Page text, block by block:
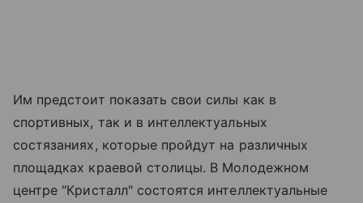
Им предстоит показать свои силы как в
спортивных, так и в интеллектуальных
состязаниях, которые пройдут на различных
площадках краевой столицы. В Молодежном
центре "Кристалл" состоятся интеллектуальные